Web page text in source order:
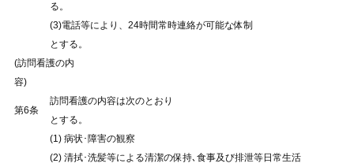
る。
(3)電話等により、24時間常時連絡が可能な体制
とする。
(訪問看護の内
容)
第6条
訪問看護の内容は次のとおり
とする。
(1) 病状･障害の観察
(2) 清拭･洗髪等による清潔の保持､食事及び排泄等日常生活